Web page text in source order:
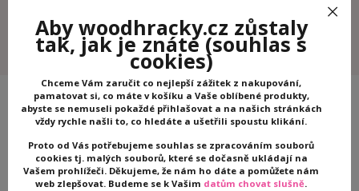
Djeco
Aby woodhracky.cz zůstaly
tak, jak je znáte(souhlas s
cookies)
Chceme Vám zaručit co nejlepší zážitek z nakupování,
pamatovat si, co máte v košíku a Vaše oblíbené produkty,
abyste se nemuseli pokaždé přihlašovat a na našich stránkách
vždy rychle našli to, co hledáte a ušetřili spoustu klikání.
Proto od Vás potřebujeme souhlas se zpracováním souborů
cookies tj. malých souborů, které se dočasně ukládají na
Vašem prohlížeči. Děkujeme, že nám ho dáte a pomůžete nám
web zlepšovat. Budeme se k Vašim datům chovat slušně.